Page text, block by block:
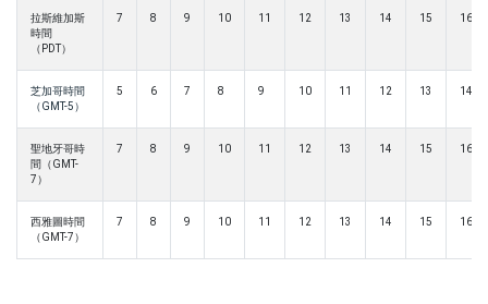
拉斯維加斯
時間
（PDT）
7 8 9 10 11 12 13 14 15 16
芝加哥時間
（GMT-5）
5 6 7 8 9 10 11 12 13 14
聖地牙哥時
間（GMT-
7）
7 8 9 10 11 12 13 14 15 16
西雅圖時間
（GMT-7）
7 8 9 10 11 12 13 14 15 16